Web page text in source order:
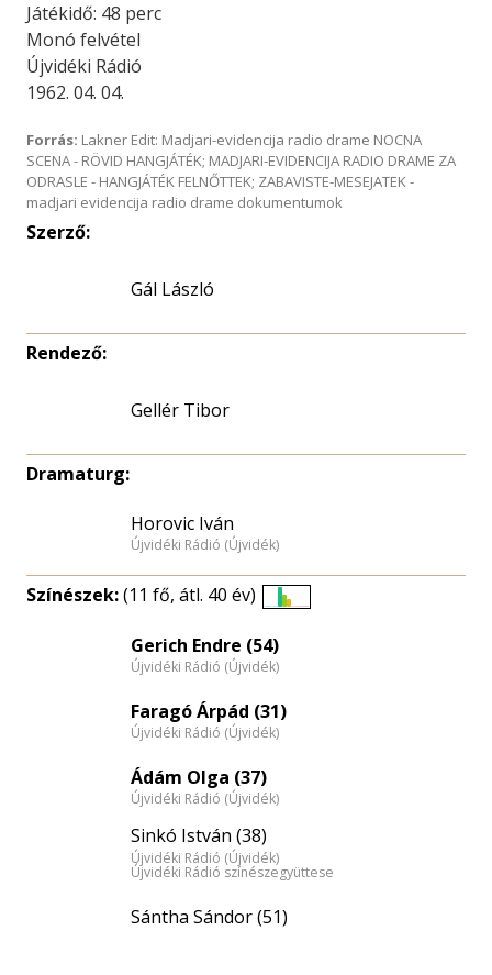
Játékidő: 48 perc
Monó felvétel
Újvidéki Rádió
1962. 04. 04.
Forrás: Lakner Edit: Madjari-evidencija radio drame NOCNA
SCENA - RÖVID HANGJÁTÉK; MADJARI-EVIDENCIJA RADIO DRAME ZA
ODRASLE - HANGJÁTÉK FELNŐTTEK; ZABAVISTE-MESEJATEK -
madjari evidencija radio drame dokumentumok
Szerző:
Gál László
Rendező:
Gellér Tibor
Dramaturg:
Horovic Iván
Újvidéki Rádió (Újvidék)
Színészek:(11 fő, átl. 40 év)
Gerich Endre (54)
Újvidéki Rádió (Újvidék)
Faragó Árpád (31)
Újvidéki Rádió (Újvidék)
Ádám Olga (37)
Újvidéki Rádió (Újvidék)
Sinkó István (38)
Újvidéki Rádió (Újvidék)
Újvidéki Rádió színészegyüttese
Sántha Sándor (51)